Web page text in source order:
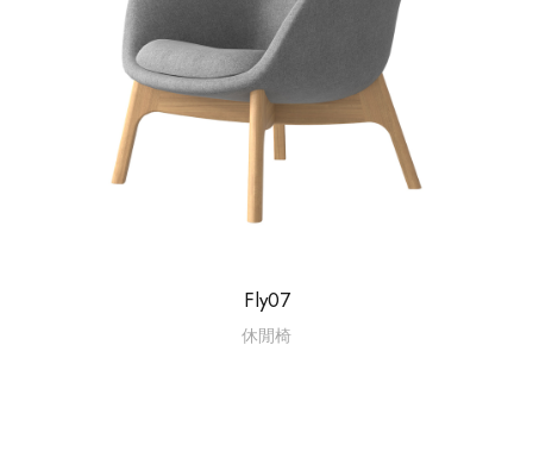
Fly07
休閒椅